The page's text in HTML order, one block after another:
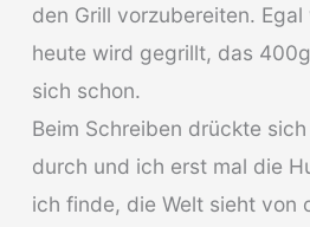
den Grill vorzubereiten.
heute wird gegrillt, das
sich schon.
Beim Schreiben drückte
durch und ich erst mal die
ich finde, die Welt sieht von